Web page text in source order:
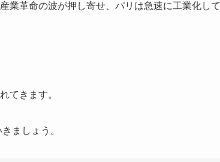
業革命の波が押し寄せ、パリは急速に工業化して
てきます。
ましょう。